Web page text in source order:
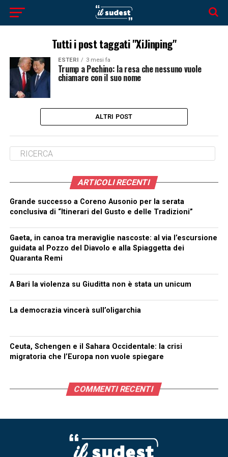
Tutti i post taggati "XiJinping"
ESTERI 3 mesi fa
Trump a Pechino: la resa che nessuno vuole
chiamare con il suo nome
ALTRI POST
ARTICOLI RECENTI
Grande successo a Coreno Ausonio per la serata
conclusiva di “Itinerari del Gusto e delle Tradizioni”
Gaeta, in canoa tra meraviglie nascoste: al via l’escursione
guidata al Pozzo del Diavolo e alla Spiaggetta dei
Quaranta Remi
A Bari la violenza su Giuditta non è stata un unicum
La democrazia vincerà sull’oligarchia
Ceuta, Schengen e il Sahara Occidentale: la crisi
migratoria che l’Europa non vuole spiegare
COMMENTI RECENTI